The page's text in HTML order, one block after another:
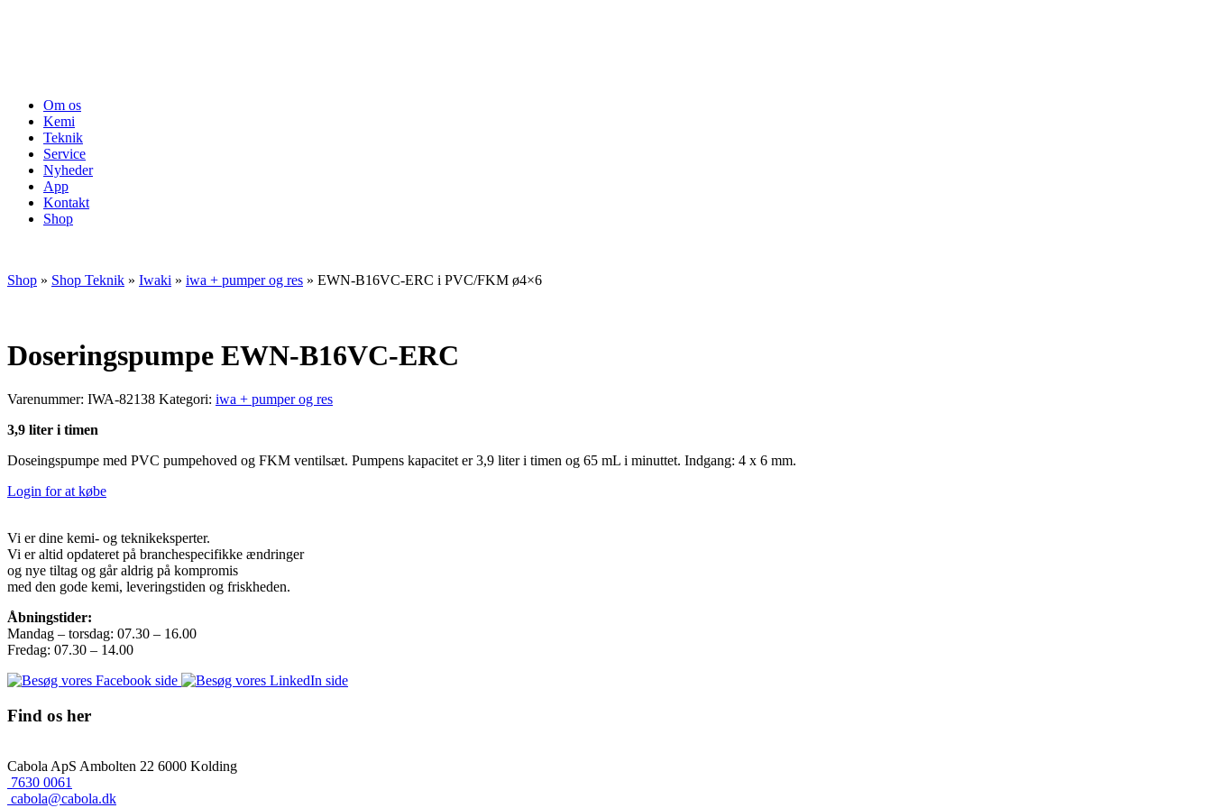
Om os
Kemi
Teknik
Service
Nyheder
App
Kontakt
Shop
Shop » Shop Teknik » Iwaki » iwa + pumper og res » EWN-B16VC-ERC i PVC/FKM ø4×6
Doseringspumpe EWN-B16VC-ERC
Varenummer: IWA-82138 Kategori: iwa + pumper og res
3,9 liter i timen
Doseingspumpe med PVC pumpehoved og FKM ventilsæt. Pumpens kapacitet er 3,9 liter i timen og 65 mL i minuttet. Indgang: 4 x 6 mm.
Login for at købe
Vi er dine kemi- og teknikeksperter.
Vi er altid opdateret på branchespecifikke ændringer
og nye tiltag og går aldrig på kompromis
med den gode kemi, leveringstiden og friskheden.
Åbningstider:
Mandag – torsdag: 07.30 – 16.00
Fredag: 07.30 – 14.00
Find os her
Cabola ApS Ambolten 22 6000 Kolding
7630 0061
cabola@cabola.dk